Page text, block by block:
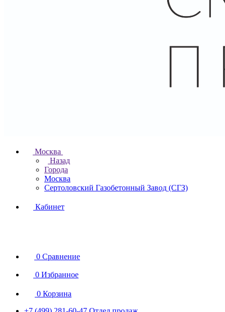
Москва
Назад
Города
Москва
Сертоловский Газобетонный Завод (СГЗ)
Кабинет
0 Сравнение
0 Избранное
0 Корзина